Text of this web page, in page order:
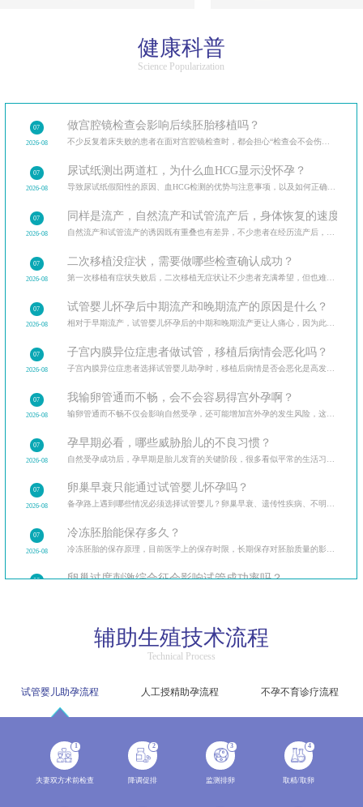
健康科普
Science Popularization
07
2026-08
做宫腔镜检查会影响后续胚胎移植吗？
07
2026-08
尿试纸测出两道杠，为什么血HCG显示没怀孕？
07
2026-08
同样是流产，自然流产和试管流产后，身体恢复的速度和
07
2026-08
二次移植没症状，需要做哪些检查确认成功？
07
2026-08
试管婴儿怀孕后中期流产和晚期流产的原因是什么？
07
2026-08
子宫内膜异位症患者做试管，移植后病情会恶化吗？
07
2026-08
我输卵管通而不畅，会不会容易得宫外孕啊？
07
2026-08
孕早期必看，哪些威胁胎儿的不良习惯？
07
2026-08
卵巢早衰只能通过试管婴儿怀孕吗？
备孕路上遇到哪些情况必须选择试管婴儿？卵巢早衰、遗传性疾病、不明原因不孕等多种临床场景，试管婴
07
2026-08
冷冻胚胎能保存多久？
冷冻胚胎的保存原理，目前医学上的保存时限，长期保存对胚胎质量的影响，保存期限与解冻成功率的关系。
06 卵巢过度刺激综合征会影响试管成功率吗？
精子洗涤过程中会损伤精子吗？
2026-08
06 人工授精和试管婴儿哪个成功率更高？
2026-08
冻胚做第三代试管婴儿PGT，效果会比新鲜囊胚差吗？
辅助生殖技术流程
Technical Process
试管婴儿助孕流程 人工授精助孕流程 不孕不育诊疗流程
1
夫妻双方术前检查
2
降调促排
3
监测排卵
4
取精/取卵